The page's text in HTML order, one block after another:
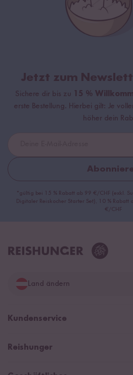
Jetzt zum
Sichere dir bis zu 15 %
erste Bestellung. Hierbei gilt: Je
höher dein
*gültig bei 15 % Rabatt ab 99 €/CHF (exkl.
Digitaler Reiskocher Starter Set), 10 %
€/CHF
Land ändern
Deutschland
Kundenservice
Help Center und FAQ
Reishunger
Newsletter